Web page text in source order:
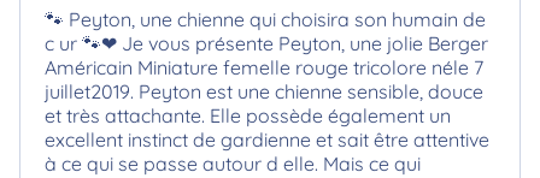
🐾 Peyton, une chienne qui choisira son humain de
c ur 🐾❤ Je vous présente Peyton, une jolie Berger
Américain Miniature femelle rouge tricolore néle 7
juillet2019. Peyton est une chienne sensible, douce
et très attachante. Elle possède également un
excellent instinct de gardienne et sait être attentive
à ce qui se passe autour d elle. Mais ce qui